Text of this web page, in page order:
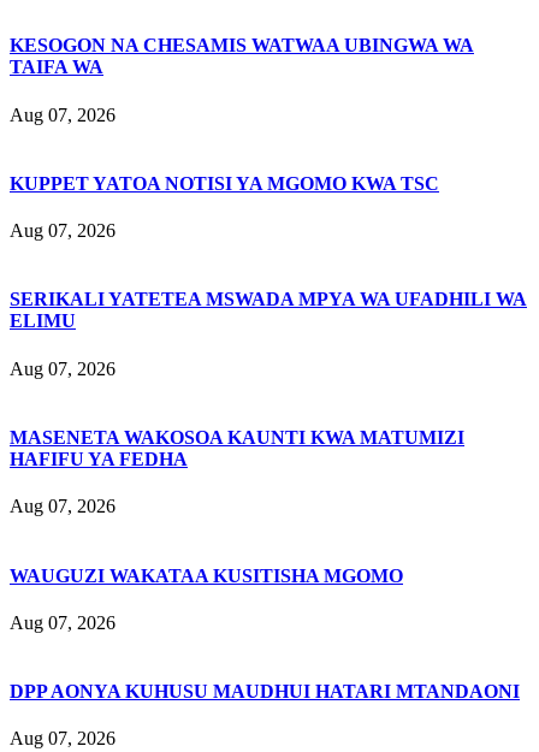
KESOGON NA CHESAMIS WATWAA UBINGWA WA
TAIFA WA
Aug 07, 2026
KUPPET YATOA NOTISI YA MGOMO KWA TSC
Aug 07, 2026
SERIKALI YATETEA MSWADA MPYA WA UFADHILI WA
ELIMU
Aug 07, 2026
MASENETA WAKOSOA KAUNTI KWA MATUMIZI
HAFIFU YA FEDHA
Aug 07, 2026
WAUGUZI WAKATAA KUSITISHA MGOMO
Aug 07, 2026
DPP AONYA KUHUSU MAUDHUI HATARI MTANDAONI
Aug 07, 2026